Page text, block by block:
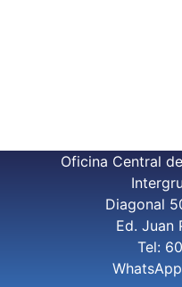
Oficina Central
Diagonal
Ed. Juan
Tel: